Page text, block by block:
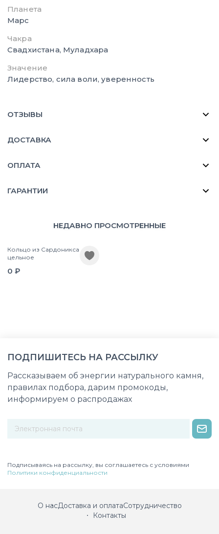
Планета
Марс
Чакра
Свадхистана, Муладхара
Значение
Лидерство, сила воли, уверенность
ОТЗЫВЫ
ДОСТАВКА
ОПЛАТА
ГАРАНТИИ
НЕДАВНО ПРОСМОТРЕННЫЕ
Кольцо из Сардоникса
цельное
0 ₽
ПОДПИШИТЕСЬ НА РАССЫЛКУ
Рассказываем об энергии натурального камня,
правилах подбора, дарим промокоды,
информируем о распродажах
Подписываясь на рассылку, вы соглашаетесь с условиями
Политики конфиденциальности
О насДоставка и оплатаСотрудничество
Контакты